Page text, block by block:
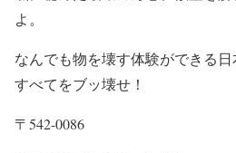
よ。
なんでも物を壊す体験ができる日
すべてをブッ壊せ！
〒542-0086